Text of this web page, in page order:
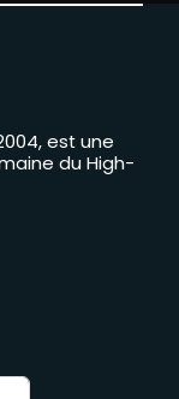
est une
du High-